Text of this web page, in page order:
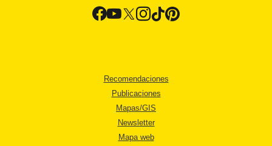
Recomendaciones
Publicaciones
Mapas/GIS
Newsletter
Mapa web